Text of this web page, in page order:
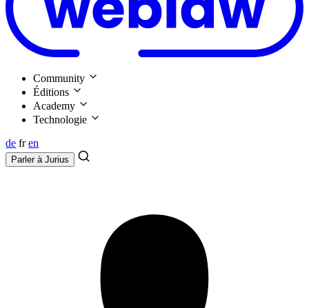
Community
Éditions
Academy
Technologie
de fr en
Parler à Jurius